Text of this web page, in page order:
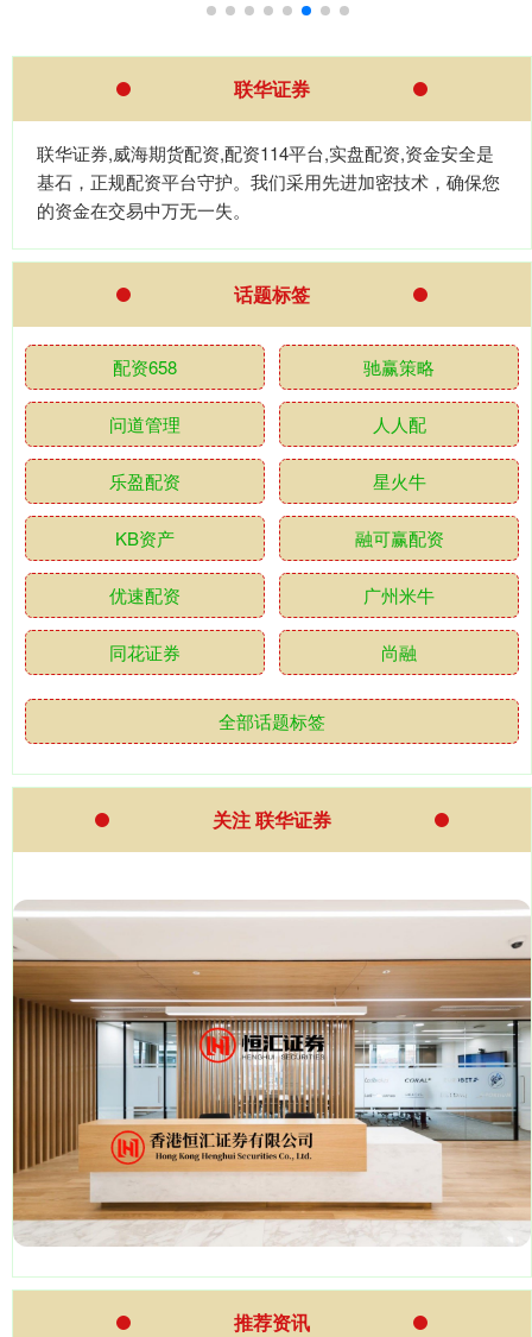
联华证券
联华证券,威海期货配资,配资114平台,实盘配资,资金安全是
基石，正规配资平台守护。我们采用先进加密技术，确保您
的资金在交易中万无一失。
话题标签
配资658 驰赢策略
问道管理 人人配
乐盈配资 星火牛
KB资产 融可赢配资
优速配资 广州米牛
同花证券 尚融
全部话题标签
关注 联华证券
推荐资讯